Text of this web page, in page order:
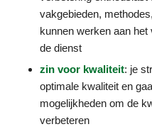
vakgebieden,
kunnen werken aan
de dienst
zin voor kwaliteit: je
optimale kwaliteit en
mogelijkheden om de
verbeteren